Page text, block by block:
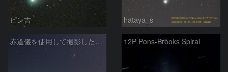
ピン吉 hataya_s
赤道儀を使用して撮影した画像のSequatorによるコンポジット結果 12P Pons-Brooks Spiral